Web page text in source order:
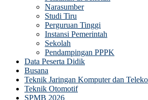
Narasumber
Studi Tiru
Perguruan Tinggi
Instansi Pemerintah
Sekolah
Pendampingan PPPK
Data Peserta Didik
Busana
Teknik Jaringan Komputer dan
Teknik Otomotif
SPMB 2026